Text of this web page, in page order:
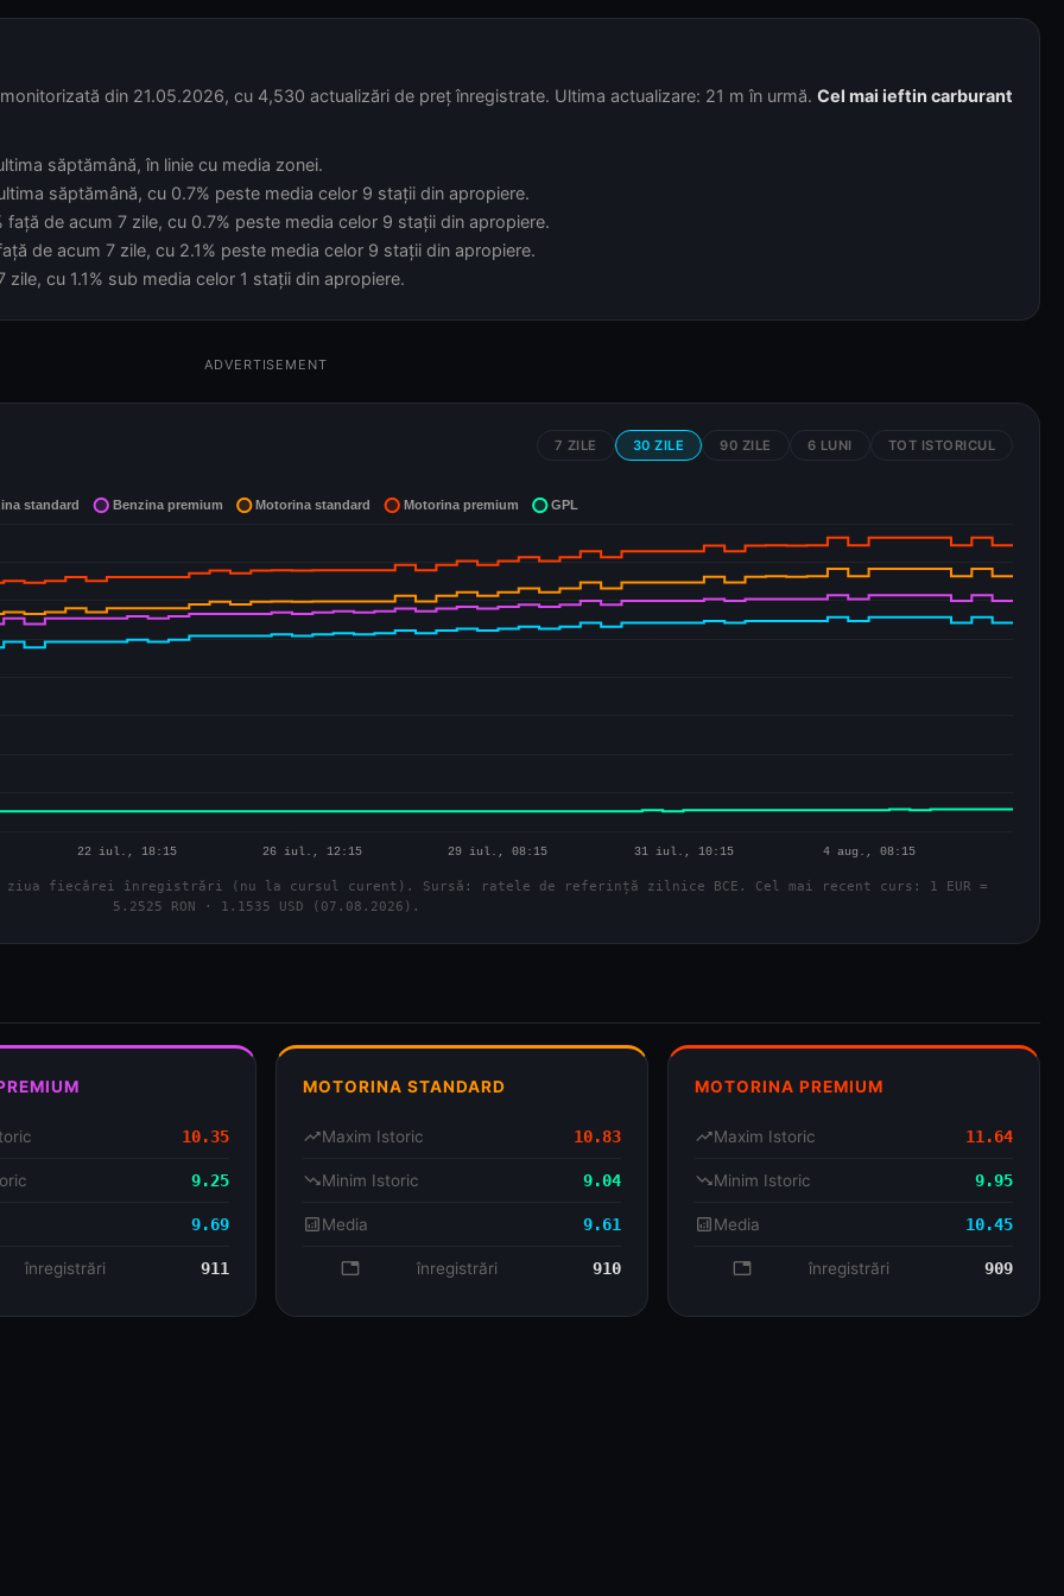
din 21.05.2026, cu 4,530 actualizări de preț înregistrate. Ultima actualizare: 21 m în urmă. Cel mai ieftin carburant
săptămână, în linie cu media zonei.
săptămână, cu 0.7% peste media celor 9 stații din apropiere.
de acum 7 zile, cu 0.7% peste media celor 9 stații din apropiere.
de acum 7 zile, cu 2.1% peste media celor 9 stații din apropiere.
cu 1.1% sub media celor 1 stații din apropiere.
ADVERTISEMENT
7 ZILE 30 ZILE 90 ZILE 6 LUNI TOT ISTORICUL
fiecărei înregistrări (nu la cursul curent). Sursă: ratele de referință zilnice BCE. Cel mai recent curs: 1 EUR =
5.2525 RON · 1.1535 USD (07.08.2026).
10.35
9.25
9.69
înregistrări 911
MOTORINA STANDARD
trending_upMaxim Istoric 10.83
trending_downMinim Istoric 9.04
analyticsMedia 9.61
database înregistrări 910
MOTORINA PREMIUM
trending_upMaxim Istoric 11.64
trending_downMinim Istoric 9.95
analyticsMedia 10.45
database înregistrări 909